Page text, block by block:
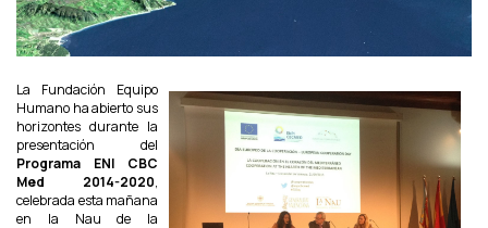
La Fundación Equipo
Humano ha abierto sus
horizontes durante la
presentación del
Programa ENI CBC
Med 2014-2020,
celebrada esta mañana
en la Nau de la